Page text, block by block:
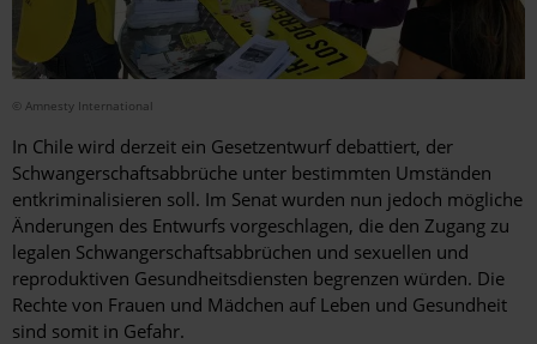
© Amnesty International
In Chile wird derzeit ein Gesetzentwurf debattiert, der
Schwangerschaftsabbrüche unter bestimmten Umständen
entkriminalisieren soll. Im Senat wurden nun jedoch mögliche
Änderungen des Entwurfs vorgeschlagen, die den Zugang zu
legalen Schwangerschaftsabbrüchen und sexuellen und
reproduktiven Gesundheitsdiensten begrenzen würden. Die
Rechte von Frauen und Mädchen auf Leben und Gesundheit
sind somit in Gefahr.